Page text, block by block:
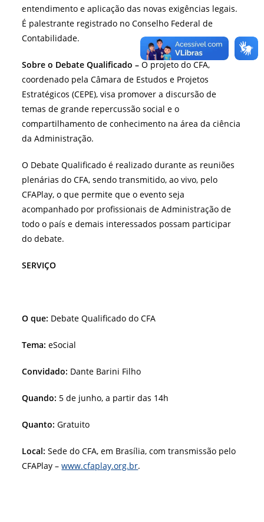
entendimento e aplicação das novas exigências legais.
É palestrante registrado no Conselho Federal de
Contabilidade.
Sobre o Debate Qualificado – O projeto do CFA,
coordenado pela Câmara de Estudos e Projetos
Estratégicos (CEPE), visa promover a discursão de
temas de grande repercussão social e o
compartilhamento de conhecimento na área da ciência
da Administração.
O Debate Qualificado é realizado durante as reuniões
plenárias do CFA, sendo transmitido, ao vivo, pelo
CFAPlay, o que permite que o evento seja
acompanhado por profissionais de Administração de
todo o país e demais interessados possam participar
do debate.
SERVIÇO
O que: Debate Qualificado do CFA
Tema: eSocial
Convidado: Dante Barini Filho
Quando: 5 de junho, a partir das 14h
Quanto: Gratuito
Local: Sede do CFA, em Brasília, com transmissão pelo
CFAPlay –www.cfaplay.org.br.